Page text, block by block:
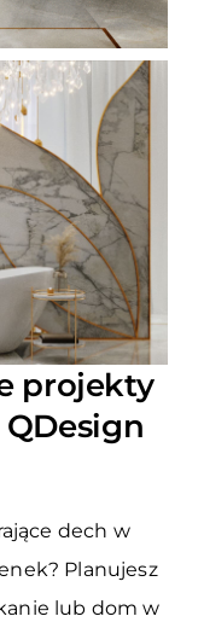
projekty
dech w
Planujesz
lub dom w